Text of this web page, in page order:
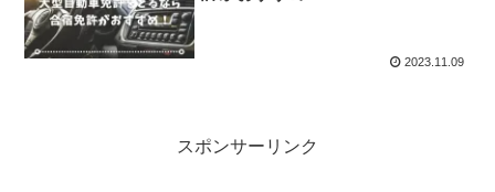
2023.11.09
スポンサーリンク